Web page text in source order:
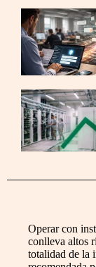
Operar con
conlleva altos
totalidad de la